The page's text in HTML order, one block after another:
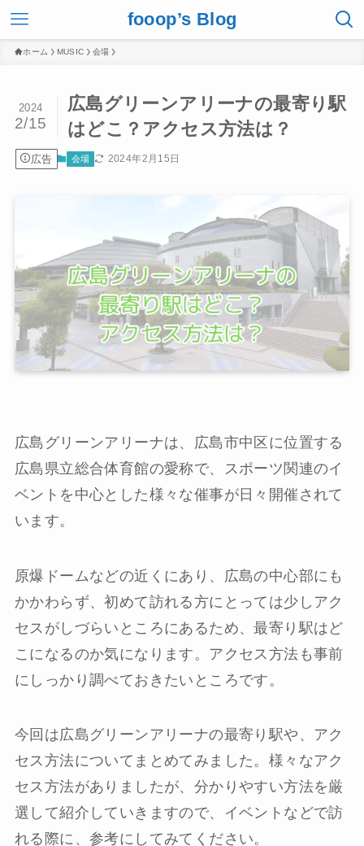
fooop’s Blog
ホーム MUSIC 会場
広島グリーンアリーナの最寄り駅
はどこ？アクセス方法は？
2024
2/15
広告 会場 2024年2月15日
広島グリーンアリーナは、広島市中区に位置する
広島県立総合体育館の愛称で、スポーツ関連のイ
ベントを中心とした様々な催事が日々開催されて
います。
原爆ドームなどの近くにあり、広島の中心部にも
かかわらず、初めて訪れる方にとっては少しアク
セスがしづらいところにあるため、最寄り駅はど
こになるのか気になります。アクセス方法も事前
にしっかり調べておきたいところです。
今回は広島グリーンアリーナの最寄り駅や、アク
セス方法についてまとめてみました。様々なアク
セス方法がありましたが、分かりやすい方法を厳
選して紹介していきますので、イベントなどで訪
れる際に、参考にしてみてください。